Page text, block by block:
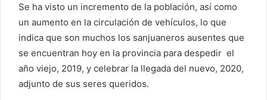
Se ha visto un incremento de la población, así como
un aumento en la circulación de vehículos, lo que
indica que son muchos los sanjuaneros ausentes que
se encuentran hoy en la provincia para despedir el
año viejo, 2019, y celebrar la llegada del nuevo, 2020,
adjunto de sus seres queridos.